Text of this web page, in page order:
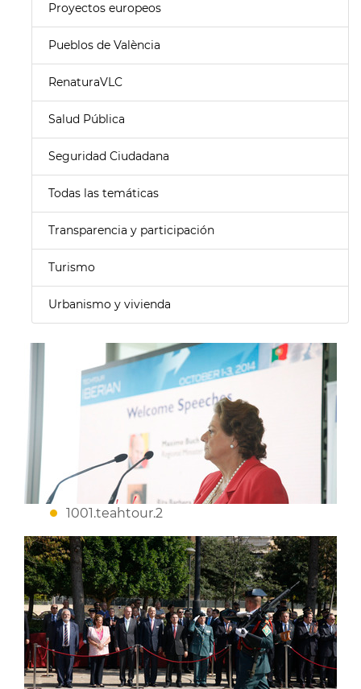
Proyectos europeos
Pueblos de València
RenaturaVLC
Salud Pública
Seguridad Ciudadana
Todas las temáticas
Transparencia y participación
Turismo
Urbanismo y vivienda
1001.teahtour.2